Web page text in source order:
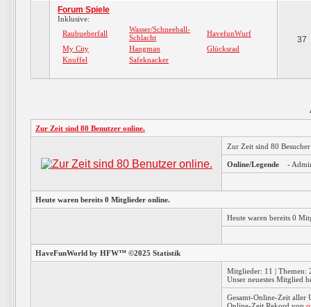
Forum Spiele
Inklusive:
Raubueberfall
Wasser/Schneeball-
Schlacht
HavefunWurf
My City
Hangman
Glücksrad
Knuffel
Safeknacker
37
Zur Zeit sind 80 Benutzer online.
Zur Zeit sind 80
Online/Legende -
Heute waren bereits 0 Mitglieder online.
Heute waren bereits 0
HaveFunWorld by HFW™ ©2025 Statistik
Mitglieder: 11 | Themen:
Unser neuestes Mitglied
Gesamt-Online-Zeit aller